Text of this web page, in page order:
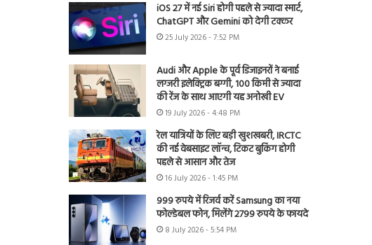
iOS 27 में नई Siri होगी पहले से ज्यादा स्मार्ट,
ChatGPT और Gemini को देगी टक्कर
25 July 2026 - 7:52 PM
Audi और Apple के पूर्व डिजाइनरों ने बनाई
लग्जरी इलेक्ट्रिक बग्गी, 100 किमी से ज्यादा
की रेंज के साथ आएगी यह अनोखी EV
19 July 2026 - 4:48 PM
रेल यात्रियों के लिए बड़ी खुशखबरी, IRCTC
की नई वेबसाइट लॉन्च, टिकट बुकिंग होगी
पहले से आसान और तेज
16 July 2026 - 1:45 PM
999 रुपये में रिजर्व करें Samsung का नया
फोल्डेबल फोन, मिलेंगे 2799 रुपये के फायदे
8 July 2026 - 5:54 PM